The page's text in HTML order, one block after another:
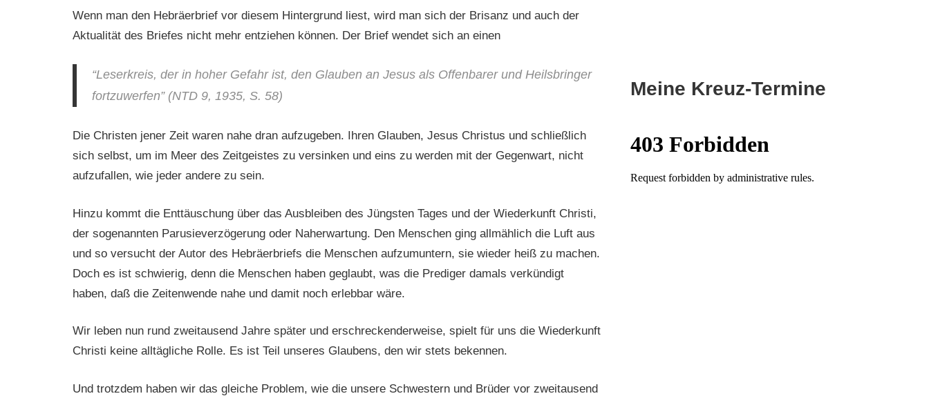
Wenn man den Hebräerbrief vor diesem Hintergrund liest, wird man sich der Brisanz und auch der
Aktualität des Briefes nicht mehr entziehen können. Der Brief wendet sich an einen
“Leserkreis, der in hoher Gefahr ist, den Glauben an Jesus als Offenbarer und Heilsbringer
fortzuwerfen” (NTD 9, 1935, S. 58)
Die Christen jener Zeit waren nahe dran aufzugeben. Ihren Glauben, Jesus Christus und schließlich
sich selbst, um im Meer des Zeitgeistes zu versinken und eins zu werden mit der Gegenwart, nicht
aufzufallen, wie jeder andere zu sein.
Hinzu kommt die Enttäuschung über das Ausbleiben des Jüngsten Tages und der Wiederkunft Christi,
der sogenannten Parusieverzögerung oder Naherwartung. Den Menschen ging allmählich die Luft aus
und so versucht der Autor des Hebräerbriefs die Menschen aufzumuntern, sie wieder heiß zu machen.
Doch es ist schwierig, denn die Menschen haben geglaubt, was die Prediger damals verkündigt
haben, daß die Zeitenwende nahe und damit noch erlebbar wäre.
Wir leben nun rund zweitausend Jahre später und erschreckenderweise, spielt für uns die Wiederkunft
Christi keine alltägliche Rolle. Es ist Teil unseres Glaubens, den wir stets bekennen.
Und trotzdem haben wir das gleiche Problem, wie die unsere Schwestern und Brüder vor zweitausend
Meine Kreuz-Termine